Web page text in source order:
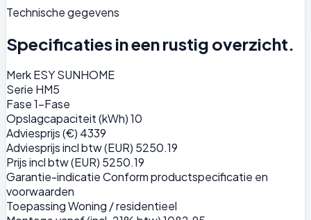
Technische gegevens
Specificaties in een rustig overzicht.
MerkESY SUNHOME
Serie HM5
Fase1-Fase
Opslagcapaciteit (kWh)10
Adviesprijs (€) 4339
Adviesprijs incl btw (EUR) 5250.19
Prijs incl btw (EUR) 5250.19
Garantie-indicatieConform productspecificatie en
voorwaarden
ToepassingWoning / residentieel